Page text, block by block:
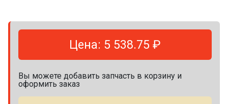
Цена: 5 538.75 ₽
Вы можете добавить запчасть в корзину и
оформить заказ